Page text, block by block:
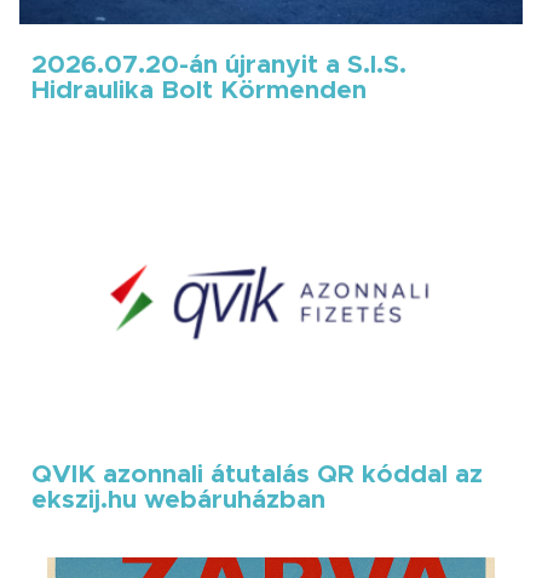
2026.07.20-án újranyit a S.I.S.
Hidraulika Bolt Körmenden
QVIK azonnali átutalás QR kóddal az
ekszij.hu webáruházban